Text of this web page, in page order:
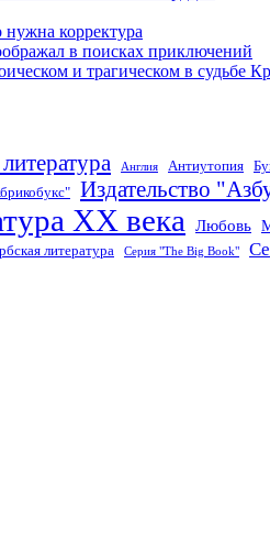
корректура
в поисках приключений
и трагическом в судьбе
Англия Антиутопия
Издательство
XX века Любовь
литература Серия "The Big Book"